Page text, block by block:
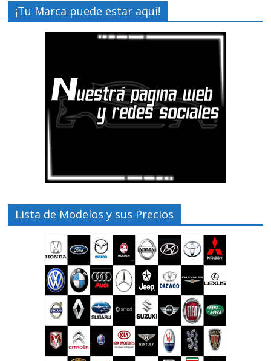
¡Tu Marca puede estar aquí!
Lista de Modelos y sus Precios